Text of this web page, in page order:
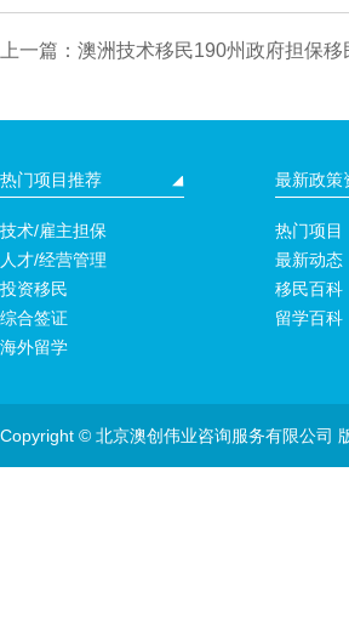
上一篇：澳洲技术移民190州政府担保移
热门项目推荐
技术/雇主担保
人才/经营管理
投资移民
综合签证
海外留学
最新政策
热门项目
最新动态
移民百科
留学百科
Copyright © 北京澳创伟业咨询服务有限公司